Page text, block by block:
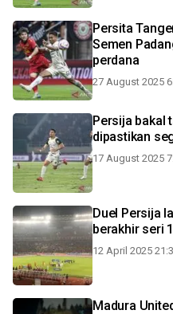
Persita
Semen
perdana
27 August 2025
Persija bakal
dipastikan
17 August 2025
Duel Persija
berakhir seri
12 April 2025
Madura